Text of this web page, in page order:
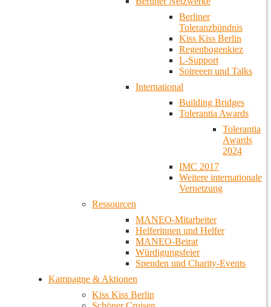
Berliner
Toleranzbündnis
Kiss Kiss Berlin
Regenbogenkiez
L-Support
Soireeen und Talks
International
Building Bridges
Tolerantia Awards
Tolerantia
Awards
2024
IMC 2017
Weitere internationale
Vernetzung
Ressourcen
MANEO-Mitarbeiter
Helferinnen und Helfer
MANEO-Beirat
Würdigungsfeier
Spenden und Charity-Events
Kampagne & Aktionen
Kiss Kiss Berlin